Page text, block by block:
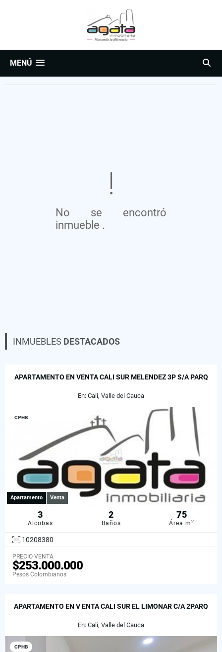
MENÚ
No se encontró
inmueble .
INMUEBLES DESTACADOS
APARTAMENTO EN VENTA CALI SUR MELENDEZ 3P S/A PARQ
En: Cali, Valle del Cauca
CPHB
Apartamento Venta
3
Alcobas
2
Baños
75
Área m2
10208380
PRECIO VENTA
$253.000.000
Pesos Colombianos
APARTAMENTO EN V ENTA CALI SUR EL LIMONAR C/A 2PARQ
En: Cali, Valle del Cauca
CPHB